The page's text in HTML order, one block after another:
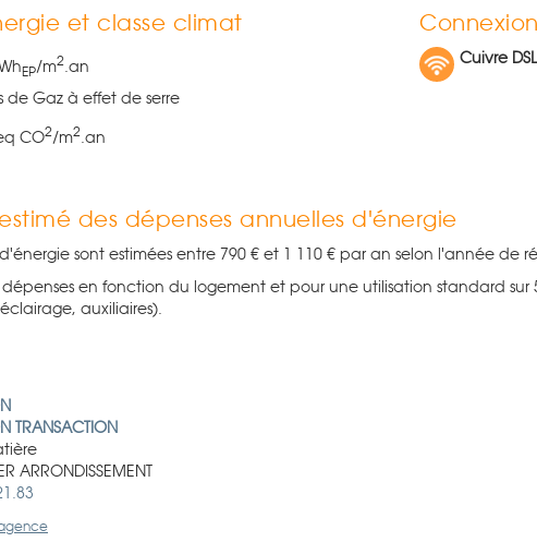
et classe climat
EP/m2 .an
de Gaz à effet de serre
CO2/m2 .an
Cuivre DSL
des dépenses annuelles d'énergie
d'énergie sont estimées entre 790 € et 1 110 € par an selon l'année de
dépenses en fonction du logement et pour une utilisation standard
auxiliaires).
TRANSACTION
ARRONDISSEMENT